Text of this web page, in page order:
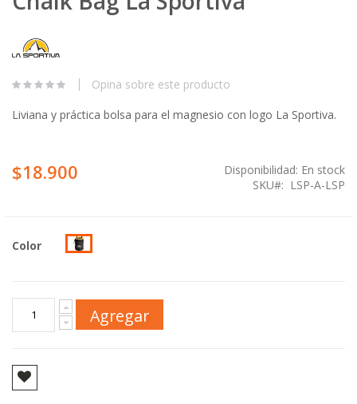
the
the
gallery
Opina sobre este producto
Liviana y práctica bolsa para el magnesio con logo La Sportiva.
$18.900 Disponibilidad: En stock
SKU
LSP-A-LSP
Color
Agregar